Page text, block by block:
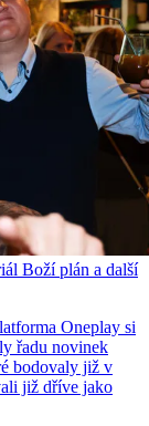
Boží plán a další
Oneplay si
řadu novinek
bodovaly již v
již dříve jako